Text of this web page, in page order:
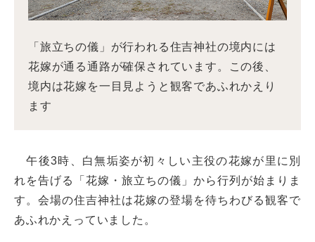
「旅立ちの儀」が行われる住吉神社の境内には
花嫁が通る通路が確保されています。この後、
境内は花嫁を一目見ようと観客であふれかえり
ます
午後3時、白無垢姿が初々しい主役の花嫁が里に別
れを告げる「花嫁・旅立ちの儀」から行列が始まりま
す。会場の住吉神社は花嫁の登場を待ちわびる観客で
あふれかえっていました。